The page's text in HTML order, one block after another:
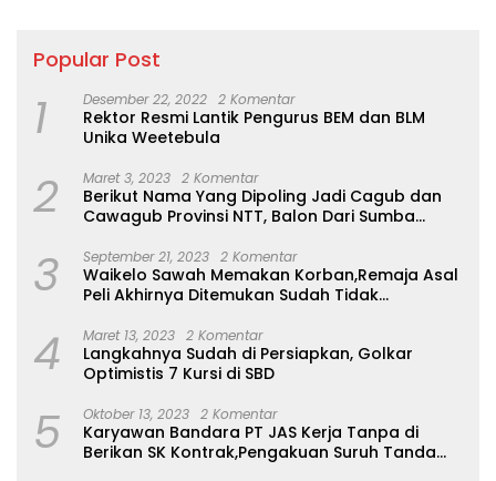
Popular Post
1 Desember 22, 2022 2 Komentar
Rektor Resmi Lantik Pengurus BEM dan BLM
Unika Weetebula
2 Maret 3, 2023 2 Komentar
Berikut Nama Yang Dipoling Jadi Cagub dan
Cawagub Provinsi NTT, Balon Dari Sumba
3 September 21, 2023 2 Komentar
Waikelo Sawah Memakan Korban,Remaja Asal
Peli Akhirnya Ditemukan Sudah Tidak
4 Maret 13, 2023 2 Komentar
Langkahnya Sudah di Persiapkan, Golkar
Optimistis 7 Kursi di SBD
5 Oktober 13, 2023 2 Komentar
Karyawan Bandara PT JAS Kerja Tanpa di
Berikan SK Kontrak,Pengakuan Suruh Tanda